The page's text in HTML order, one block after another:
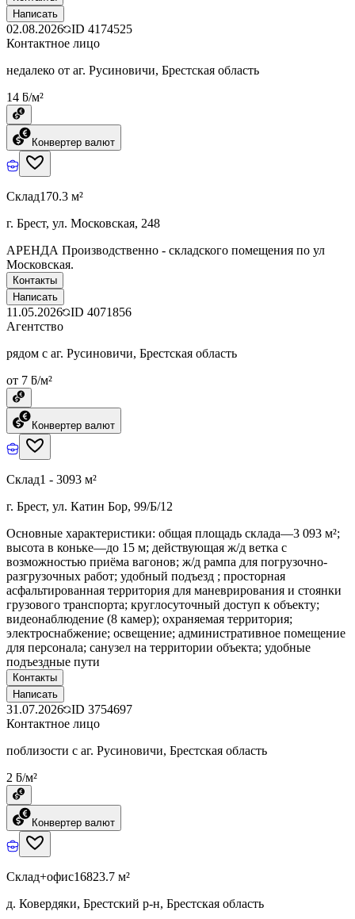
Написать
02.08.2026 ID 4174525
Контактное лицо
недалеко от аг. Русиновичи, Брестская область
14 ƃ/м²
Конвертер валют
Склад170.3 м²
г. Брест, ул. Московская, 248
АРЕНДА Производственно - складского помещения по ул
Московская.
Контакты
Написать
11.05.2026 ID 4071856
Агентство
рядом с аг. Русиновичи, Брестская область
от 7 ƃ/м²
Конвертер валют
Склад1 - 3093 м²
г. Брест, ул. Катин Бор, 99/Б/12
Основные характеристики: общая площадь склада—3 093 м²;
высота в коньке—до 15 м; действующая ж/д ветка с
возможностью приёма вагонов; ж/д рампа для погрузочно-
разгрузочных работ; удобный подъезд ; просторная
асфальтированная территория для маневрирования и стоянки
грузового транспорта; круглосуточный доступ к объекту;
видеонаблюдение (8 камер); охраняемая территория;
электроснабжение; освещение; административное помещение
для персонала; санузел на территории объекта; удобные
подъездные пути
Контакты
Написать
31.07.2026 ID 3754697
Контактное лицо
поблизости с аг. Русиновичи, Брестская область
2 ƃ/м²
Конвертер валют
Склад+офис16823.7 м²
д. Ковердяки, Брестский р-н, Брестская область